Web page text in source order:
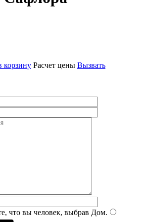
корзину Расчет цены Вызвать
что вы человек, выбрав Дом.